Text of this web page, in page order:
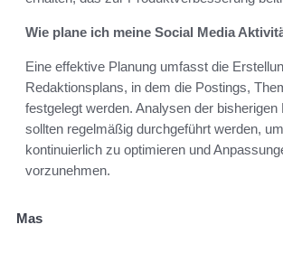
Wie plane ich meine Social Media
Eine effektive Planung umfasst die
Redaktionsplans, in dem die Postings,
festgelegt werden. Analysen der bisherigen
sollten regelmäßig durchgeführt werden,
kontinuierlich zu optimieren und
vorzunehmen.
Mas